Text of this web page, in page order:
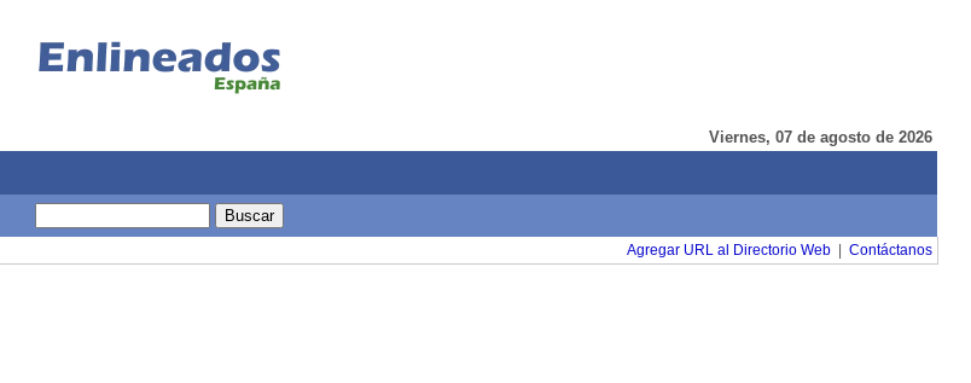
Viernes, 07 de agosto de 2026
Agregar URL al Directorio Web| Contáctanos